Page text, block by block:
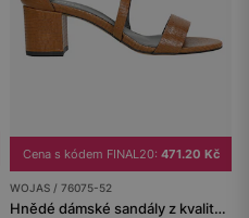
Cena s kódem FINAL20: 471.20 Kč
WOJAS / 76075-52
Hnědé dámské sandály z kvalitní kůže s hadím vzorem